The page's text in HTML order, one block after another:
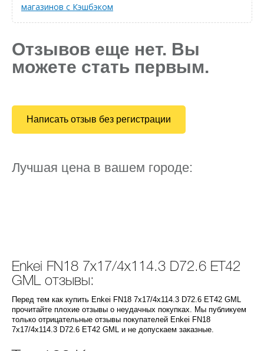
магазинов с Кэшбэком
Отзывов еще нет. Вы
можете стать первым.
Написать отзыв без регистрации
Лучшая цена в вашем городе:
Enkei FN18 7x17/4x114.3 D72.6 ET42
GML отзывы:
Перед тем как купить Enkei FN18 7x17/4x114.3 D72.6 ET42 GML
прочитайте плохие отзывы о неудачных покупках. Мы публикуем
только отрицательные отзывы покупателей Enkei FN18
7x17/4x114.3 D72.6 ET42 GML и не допускаем заказные.